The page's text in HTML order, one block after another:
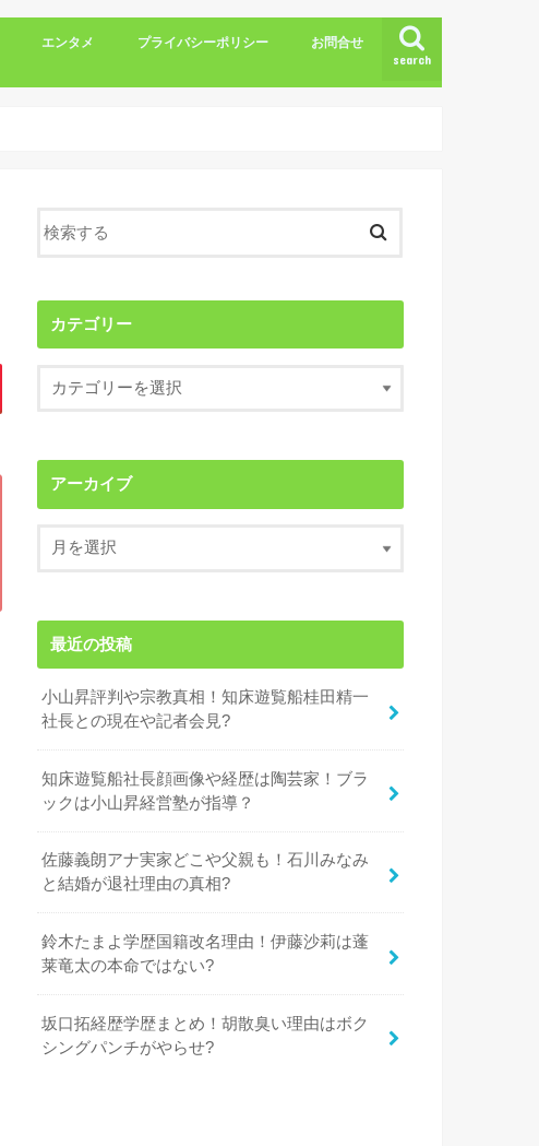
search
エンタメ プライバシーポリシー お問合せ
カテゴリー
アーカイブ
最近の投稿
小山昇評判や宗教真相！知床遊覧船桂田精一
社長との現在や記者会見?
知床遊覧船社長顔画像や経歴は陶芸家！ブラ
ックは小山昇経営塾が指導？
佐藤義朗アナ実家どこや父親も！石川みなみ
と結婚が退社理由の真相?
鈴木たまよ学歴国籍改名理由！伊藤沙莉は蓬
莱竜太の本命ではない?
坂口拓経歴学歴まとめ！胡散臭い理由はボク
シングパンチがやらせ?